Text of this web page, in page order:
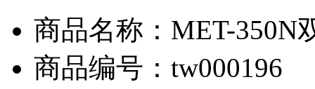
商品名称：MET-350N
商品编号：tw000196